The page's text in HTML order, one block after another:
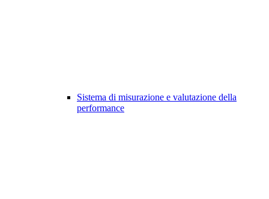
Sistema di misurazione e valutazione della
performance